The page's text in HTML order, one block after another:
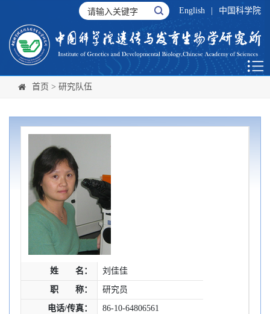
English 中国科学院
首页 > 研究队伍
姓 名： 刘佳佳
职 称： 研究员
电话/传真： 86-10-64806561